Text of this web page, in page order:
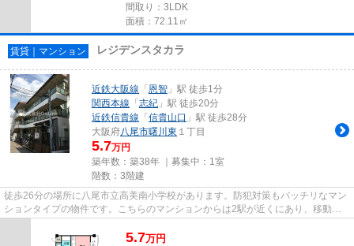
間取り：3LDK
面積：72.11㎡
賃貸｜マンション レジデンスタカラ
近鉄大阪線 「恩智 」駅 徒歩1分
関西本線 「志紀 」駅 徒歩20分
近鉄信貴線 「信貴山口 」駅 徒歩28分
大阪府八尾市曙川東 １丁目
5.7万円
築年数：築38年 ｜募集中： 1室
階数：3階建
徒歩26分の場所に八尾市立高美南小学校があります。防犯対策もバッチリなマン
ションタイプの物件です。こちらのマンションからは2駅が近くにあり、移動範
囲も広がります。駅まで平坦な...
5.7万円